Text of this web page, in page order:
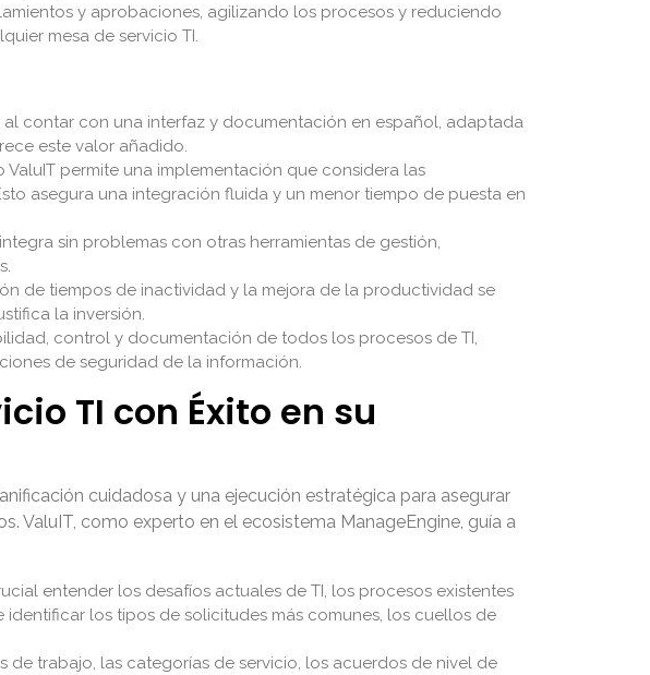
y aprobaciones, agilizando los procesos y reduciendo
mesa de servicio TI.
contar con una interfaz y documentación en español, adaptada
este valor añadido.
permite una implementación que considera las
asegura una integración fluida y un menor tiempo de puesta en
sin problemas con otras herramientas de gestión,
de tiempos de inactividad y la mejora de la productividad se
la inversión.
control y documentación de todos los procesos de TI,
de seguridad de la información.
TI con Éxito en su
cuidadosa y una ejecución estratégica para asegurar
ValuIT, como experto en el ecosistema ManageEngine, guía a
entender los desafíos actuales de TI, los procesos existentes
los tipos de solicitudes más comunes, los cuellos de
de trabajo, las categorías de servicio, los acuerdos de nivel de